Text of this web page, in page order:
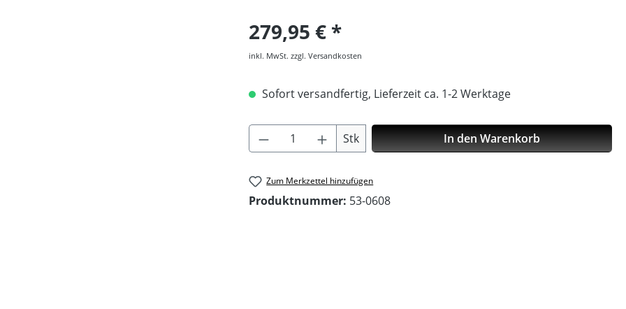
279,95 €
inkl. MwSt. zzgl. Versandkosten
Sofort versandfertig, Lieferzeit ca. 1-2 Werktage
Produkt Anzahl: Gib den gewünschten Wert
Stk In den Warenkorb
Zum Merkzettel hinzufügen
Produktnummer: 53-0608